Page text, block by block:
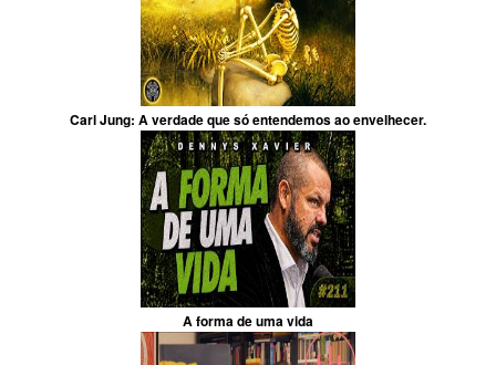
Carl Jung: A verdade que só entendemos ao envelhecer.
A forma de uma vida